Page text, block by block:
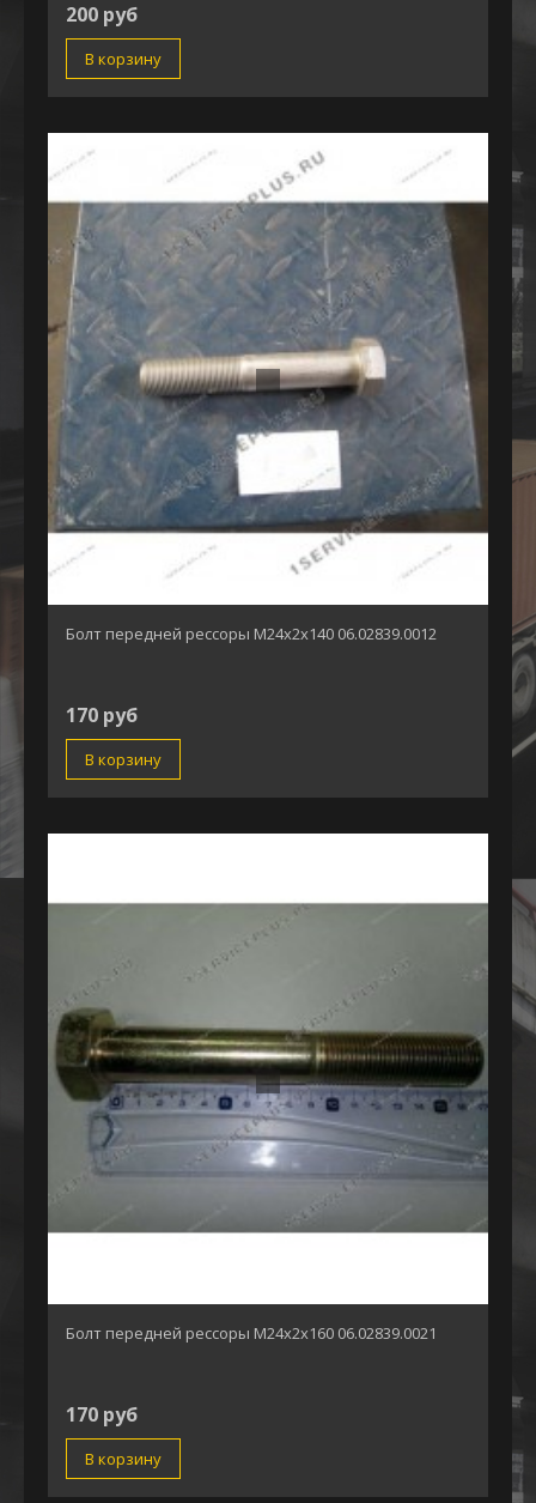
200 руб
В корзину
Болт передней рессоры М24х2х140 06.02839.0012
170 руб
В корзину
Болт передней рессоры М24х2х160 06.02839.0021
170 руб
В корзину